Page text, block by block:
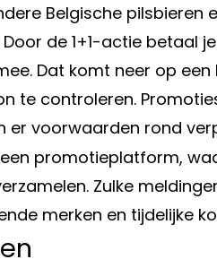
Belgische pilsbieren
de 1+1-actie betaal
Dat komt neer op
te controleren.
er voorwaarden rond
promotieplatform,
Zulke
merken en tijdelijke